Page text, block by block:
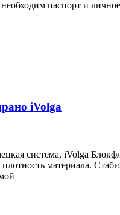
паспорт и личное
iVolga
система, iVolga
материала.